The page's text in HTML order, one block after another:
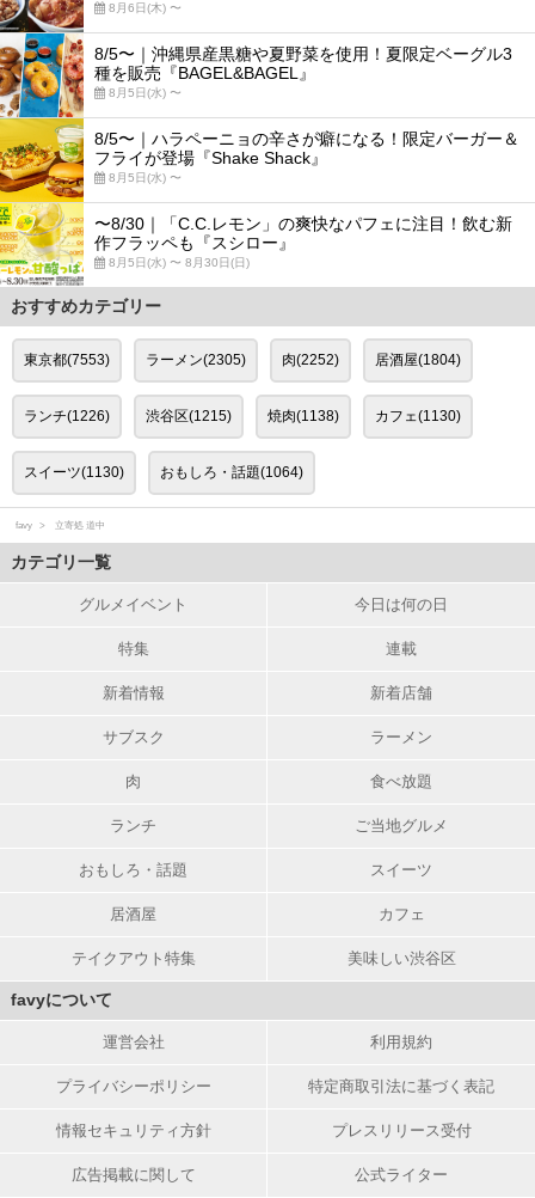
8月6日(木) 〜
8/5〜｜沖縄県産黒糖や夏野菜を使用！夏限定ベーグル3
種を販売『BAGEL&BAGEL』
8月5日(水) 〜
8/5〜｜ハラペーニョの辛さが癖になる！限定バーガー＆
フライが登場『Shake Shack』
8月5日(水) 〜
〜8/30｜「C.C.レモン」の爽快なパフェに注目！飲む新
作フラッペも『スシロー』
8月5日(水) 〜 8月30日(日)
おすすめカテゴリー
東京都(7553) ラーメン(2305) 肉(2252) 居酒屋(1804)
ランチ(1226) 渋谷区(1215) 焼肉(1138) カフェ(1130)
スイーツ(1130) おもしろ・話題(1064)
favy 立寄処 道中
カテゴリ一覧
グルメイベント 今日は何の日
特集 連載
新着情報 新着店舗
サブスク ラーメン
肉 食べ放題
ランチ ご当地グルメ
おもしろ・話題 スイーツ
居酒屋 カフェ
テイクアウト特集 美味しい渋谷区
favyについて
運営会社 利用規約
プライバシーポリシー 特定商取引法に基づく表記
情報セキュリティ方針 プレスリリース受付
広告掲載に関して 公式ライター